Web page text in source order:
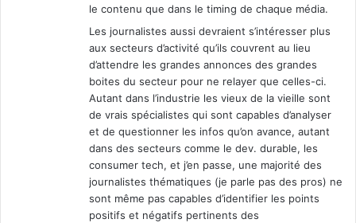
le contenu que dans le timing de chaque média.
Les journalistes aussi devraient s’intéresser plus
aux secteurs d’activité qu’ils couvrent au lieu
d’attendre les grandes annonces des grandes
boites du secteur pour ne relayer que celles-ci.
Autant dans l’industrie les vieux de la vieille sont
de vrais spécialistes qui sont capables d’analyser
et de questionner les infos qu’on avance, autant
dans des secteurs comme le dev. durable, les
consumer tech, et j’en passe, une majorité des
journalistes thématiques (je parle pas des pros) ne
sont même pas capables d’identifier les points
positifs et négatifs pertinents des